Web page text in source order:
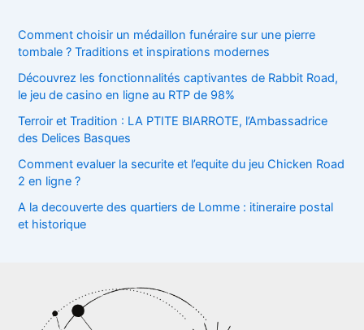
Comment choisir un médaillon funéraire sur une pierre
tombale ? Traditions et inspirations modernes
Découvrez les fonctionnalités captivantes de Rabbit Road,
le jeu de casino en ligne au RTP de 98%
Terroir et Tradition : LA PTITE BIARROTE, l’Ambassadrice
des Delices Basques
Comment evaluer la securite et l’equite du jeu Chicken Road
2 en ligne ?
A la decouverte des quartiers de Lomme : itineraire postal
et historique